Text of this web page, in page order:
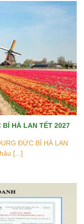
BỈ HÀ LAN TẾT 2027
ĐỨC BỈ HÀ LAN
[...]